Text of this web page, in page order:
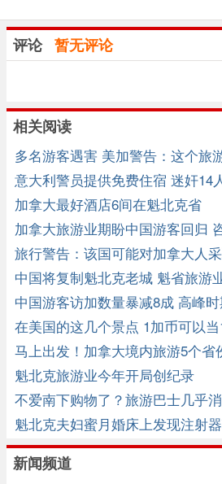
评论 暂无评论
相关阅读
多名游客遇害 美加警告：这个旅
意大利警员提供免费住宿 迷奸14
加拿大最好酒店6间在魁北克省
加拿大旅游业期盼中国游客回归
旅行警告：该国可能对加拿大人
中国将复制魁北克老城 魁省旅游
中国游客访加数量暴减8成 高峰
在美国的这几个景点 1加币可以
马上出发！加拿大境内旅游5个省
魁北克旅游业今年开局创纪录
不爱南下购物了？旅游巴士几乎
魁北克夫妇蜜月婚床上发现注射
新闻频道